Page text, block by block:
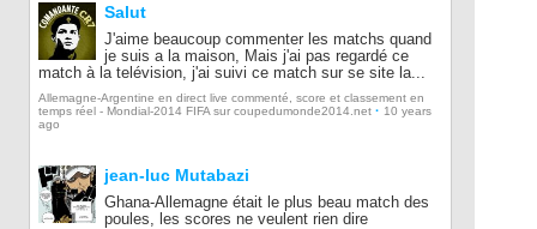
Salut
J'aime beaucoup commenter les matchs quand
je suis a la maison, Mais j'ai pas regardé ce
match à la telévision, j'ai suivi ce match sur se site la...
Allemagne-Argentine en direct live commenté, score et classement en
temps réel - Mondial-2014 FIFA sur coupedumonde2014.net · 10 years
ago
jean-luc Mutabazi
Ghana-Allemagne était le plus beau match des
poules, les scores ne veulent rien dire